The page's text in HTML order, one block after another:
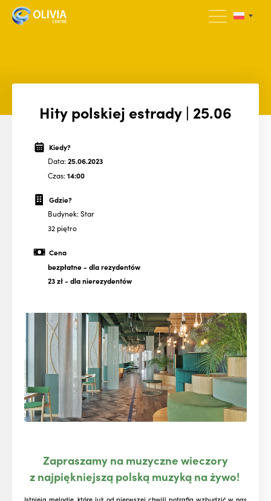
Hity polskiej estrady | 25.06
Kiedy?
Data:25.06.2023
Czas:14:00
Gdzie?
Budynek: Star
32 piętro
Cena
bezpłatne- dla rezydentów
23 zł- dla nierezydentów
Zapraszamy na muzyczne wieczory
z najpiękniejszą polską muzyką na żywo!